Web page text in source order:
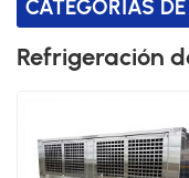
CATEGORÍAS
Refrigeración